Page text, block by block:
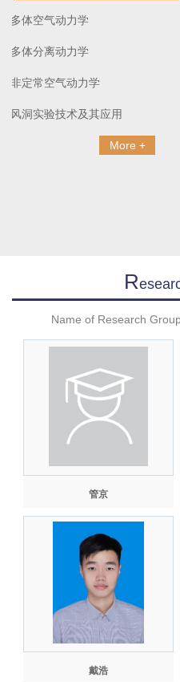
多体空气动力学
多体分离动力学
非定常空气动力学
风洞实验技术及其应用
More +
R
Name of Research
管京
戴浩